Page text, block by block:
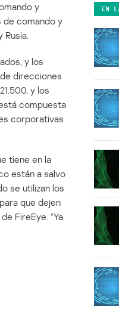
y
de comando y
Rusia.
y los
direcciones
y los
compuesta
corporativas
tiene en la
están a salvo
se utilizan los
que dejen
FireEye. “Ya
EN